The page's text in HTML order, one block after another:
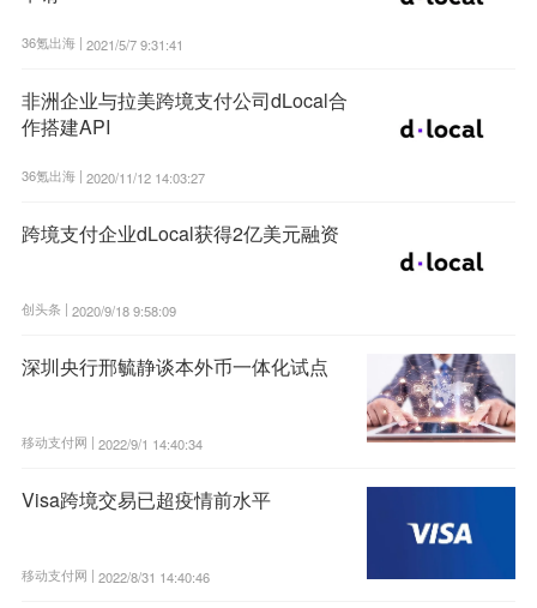
36氪出海 | 2021/5/7 9:31:41
非洲企业与拉美跨境支付公司dLocal合
作搭建API
36氪出海 | 2020/11/12 14:03:27
跨境支付企业dLocal获得2亿美元融资
创头条 | 2020/9/18 9:58:09
深圳央行邢毓静谈本外币一体化试点
移动支付网 | 2022/9/1 14:40:34
Visa跨境交易已超疫情前水平
移动支付网 | 2022/8/31 14:40:46